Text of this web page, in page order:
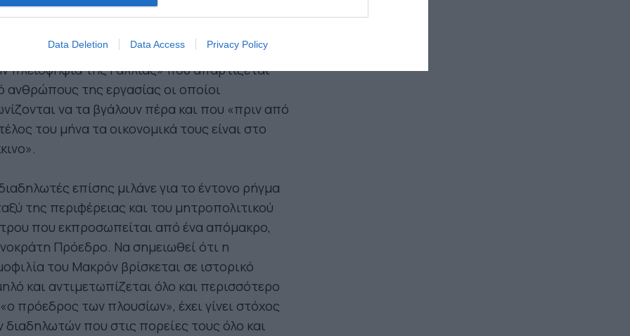
Data Deletion Data Access Privacy Policy
της ζωής τους. Ο Γάλλος πολιτικός
το κίνημα των Κίτρινων Γιλέκων εκπροσωπεί
πλειοψηφία της Γαλλίας» που απαρτίζεται
ανθρώπους της εργασίας οι οποίοι
να τα βγάλουν πέρα και που «πριν από
του μήνα τα οικονομικά τους είναι στο
επίσης μιλάνε για το έντονο ρήγμα
της περιφέρειας και του μητροπολιτικού
που εκπροσωπείται από ένα απόμακρο,
Πρόεδρο. Να σημειωθεί ότι η
του Μακρόν βρίσκεται σε ιστορικό
και αντιμετωπίζεται όλο και περισσότερο
πρόεδρος των πλουσίων», έχει γίνει στόχος
διαδηλωτών που στις πορείες τους όλο και